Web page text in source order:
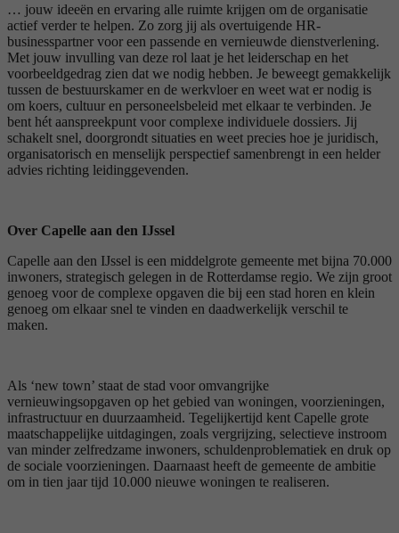
… jouw ideeën en ervaring alle ruimte krijgen om de organisatie
actief verder te helpen. Zo zorg jij als overtuigende HR-
businesspartner voor een passende en vernieuwde dienstverlening.
Met jouw invulling van deze rol laat je het leiderschap en het
voorbeeldgedrag zien dat we nodig hebben. Je beweegt gemakkelijk
tussen de bestuurskamer en de werkvloer en weet wat er nodig is
om koers, cultuur en personeelsbeleid met elkaar te verbinden. Je
bent hét aanspreekpunt voor complexe individuele dossiers. Jij
schakelt snel, doorgrondt situaties en weet precies hoe je juridisch,
organisatorisch en menselijk perspectief samenbrengt in een helder
advies richting leidinggevenden.
Over Capelle aan den IJssel
Capelle aan den IJssel is een middelgrote gemeente met bijna 70.000
inwoners, strategisch gelegen in de Rotterdamse regio. We zijn groot
genoeg voor de complexe opgaven die bij een stad horen en klein
genoeg om elkaar snel te vinden en daadwerkelijk verschil te
maken.
Als ‘new town’ staat de stad voor omvangrijke
vernieuwingsopgaven op het gebied van woningen, voorzieningen,
infrastructuur en duurzaamheid. Tegelijkertijd kent Capelle grote
maatschappelijke uitdagingen, zoals vergrijzing, selectieve instroom
van minder zelfredzame inwoners, schuldenproblematiek en druk op
de sociale voorzieningen. Daarnaast heeft de gemeente de ambitie
om in tien jaar tijd 10.000 nieuwe woningen te realiseren.